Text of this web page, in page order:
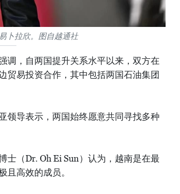
卜拉欣。图自越通社
调，自两国提升关系水平以来，双方在
贸易投资合作，其中包括两国石油集团
领导表示，两国始终愿意共同寻找多种
士（Dr. Oh Ei Sun）认为，越南是在最
且高效的成员。